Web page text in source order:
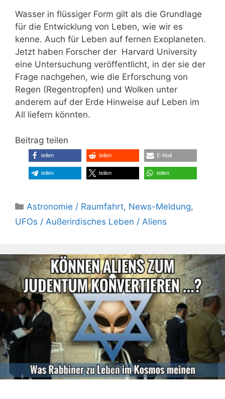
Wasser in flüssiger Form gilt als die Grundlage
für die Entwicklung von Leben, wie wir es
kenne. Auch für Leben auf fernen Exoplaneten.
Jetzt haben Forscher der Harvard University
eine Untersuchung veröffentlicht, in der sie der
Frage nachgehen, wie die Erforschung von
Regen (Regentropfen) und Wolken unter
anderem auf der Erde Hinweise auf Leben im
All liefern könnten.
Beitrag teilen
teilen teilen E-Mail
teilen teilen teilen
Kategorien
Astronomie / Raumfahrt, News-Meldung,
UFOs / Außerirdisches Leben / Aliens